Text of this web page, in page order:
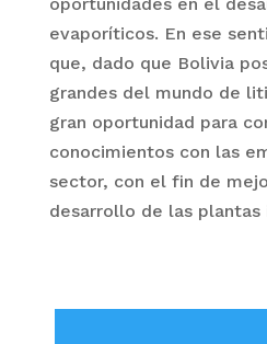
evaporíticos. En ese
que, dado que Bolivia
grandes del mundo de
gran oportunidad para
conocimientos con las
sector, con el fin de
desarrollo de las plantas